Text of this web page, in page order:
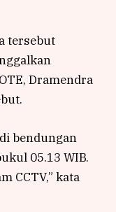
tersebut
Dramendra
bendungan
05.13 WIB.
CCTV,” kata